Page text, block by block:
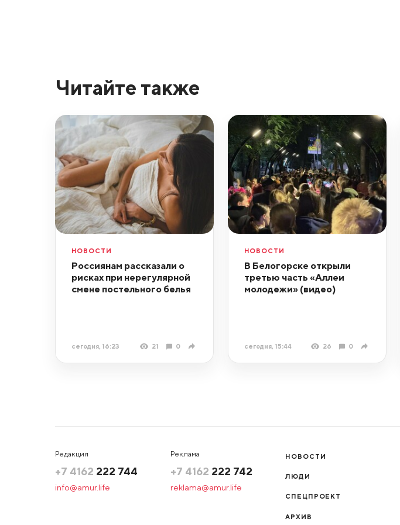
Читайте также
НОВОСТИ
Россиянам рассказали о
рисках при нерегулярной
смене постельного белья
сегодня, 16:23 21 0
НОВОСТИ
В Белогорске открыли
третью часть «Аллеи
молодежи» (видео)
сегодня, 15:44 26 0
Редакция
+7 4162 222 744
info@amur.life
Реклама
+7 4162 222 742
reklama@amur.life
НОВОСТИ
ЛЮДИ
СПЕЦПРОЕКТ
АРХИВ